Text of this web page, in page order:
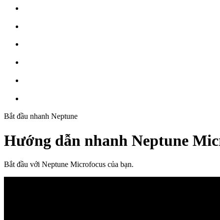
Bắt đầu nhanh Neptune
Hướng dẫn nhanh Neptune
Bắt đầu với Neptune Microfocus của bạn.